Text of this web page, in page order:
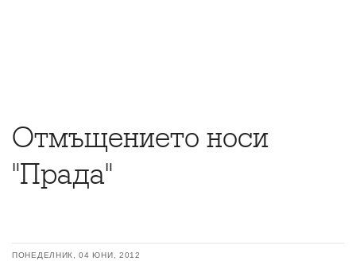
Отмъщението носи
"Прада"
ПОНЕДЕЛНИК, 04 ЮНИ, 2012